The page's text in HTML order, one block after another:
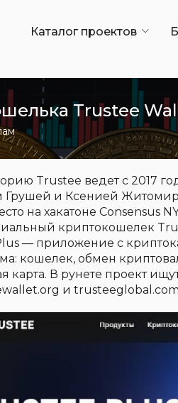
Каталог проектов
Trustee
Trustee ведет с 2017
и Ксенией
на хакатоне Consensus
криптокошелек
— приложение с
кошелек, обмен
карта. В рунете проект
и